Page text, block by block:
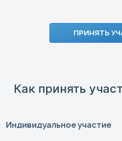
ПРИНЯТЬ
Как принять
Индивидуальное участие